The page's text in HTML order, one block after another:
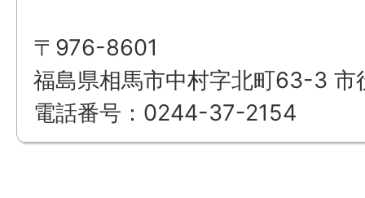
〒976-8601
福島県相馬市中村字北町63-3 市
電話番号：0244-37-2154